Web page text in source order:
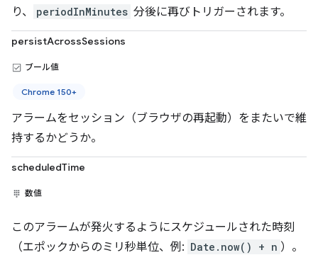
り、
periodInMinutes 分後に再びトリガーされます。
persistAcrossSessions
ブール値
Chrome 150+
アラームをセッション（ブラウザの再起動）をまたいで維
持するかどうか。
scheduledTime
数値
このアラームが発火するようにスケジュールされた時刻
（エポックからのミリ秒単位、例: Date.now() + n ）。